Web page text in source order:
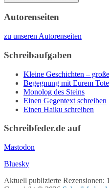
Autorenseiten
zu unseren Autorenseiten
Schreibaufgaben
Kleine Geschichten –
Begegnung mit Eurem
Monolog des Steins
Einen Gegentext schreiben
Einen Haiku schreiben
Schreibfeder.de auf
Mastodon
Bluesky
Aktuell publizierte Rezensionen: